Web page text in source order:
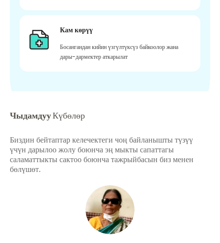
Кам көрүү
Босангандан кийин үзгүлтүксүз байкоолор жана
дары-дармектер аткарылат
ЧыдамдууКүбөлөр
Биздин бейтаптар келечектеги чоң байланышты түзүү
үчүн дарылоо жолу боюнча эң мыкты сапаттагы
саламаттыкты сактоо боюнча тажрыйбасын биз менен
бөлүшөт.